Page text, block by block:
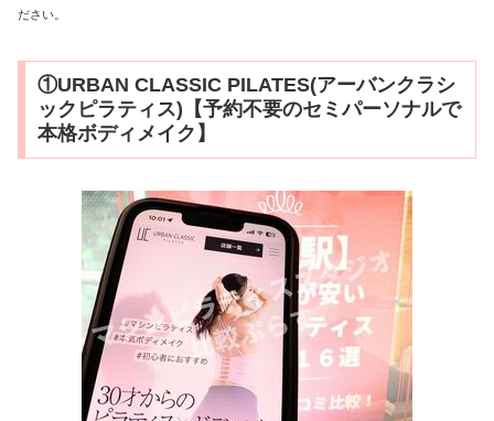
ださい。
①URBAN CLASSIC PILATES(アーバンクラシ
ックピラティス)【予約不要のセミパーソナルで
本格ボディメイク】